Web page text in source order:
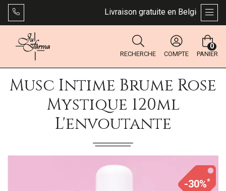
Livraison gratuite en Belgique dès
RECHERCHE COMPTE PANIER
0
Musc Intime Brume Rose
Mystique 120ml
L'envoutante
-30%*